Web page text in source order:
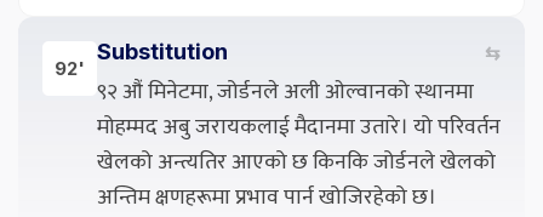
92'
Substitution ⇆
९२ औं मिनेटमा, जोर्डनले अली ओल्वानको स्थानमा
मोहम्मद अबु जरायकलाई मैदानमा उतारे। यो परिवर्तन
खेलको अन्त्यतिर आएको छ किनकि जोर्डनले खेलको
अन्तिम क्षणहरूमा प्रभाव पार्न खोजिरहेको छ।